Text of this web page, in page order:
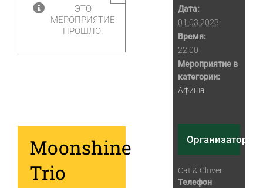
ЭТО
МЕРОПРИЯТИЕ
ПРОШЛО.
Moonshine
Trio
Дата:
01.03.2023
Время:
22:00
Мероприятие в
категории:
Афиша
Организатор
Cat & Clover
Телефон